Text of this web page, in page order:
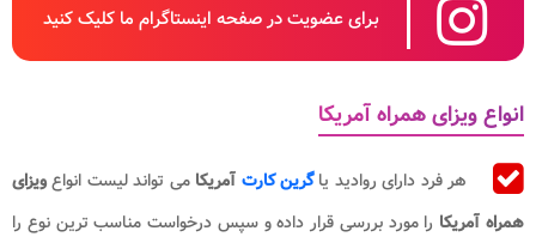
برای عضویت در صفحه اینستاگرام ما کلیک کنید
انواع ویزای همراه آمریکا
هر فرد دارای روادید یاگرین کارت آمریکامی تواند لیست انواعویزای
همراه آمریکا را مورد بررسی قرار داده و سپس درخواست مناسب ترین نوع را